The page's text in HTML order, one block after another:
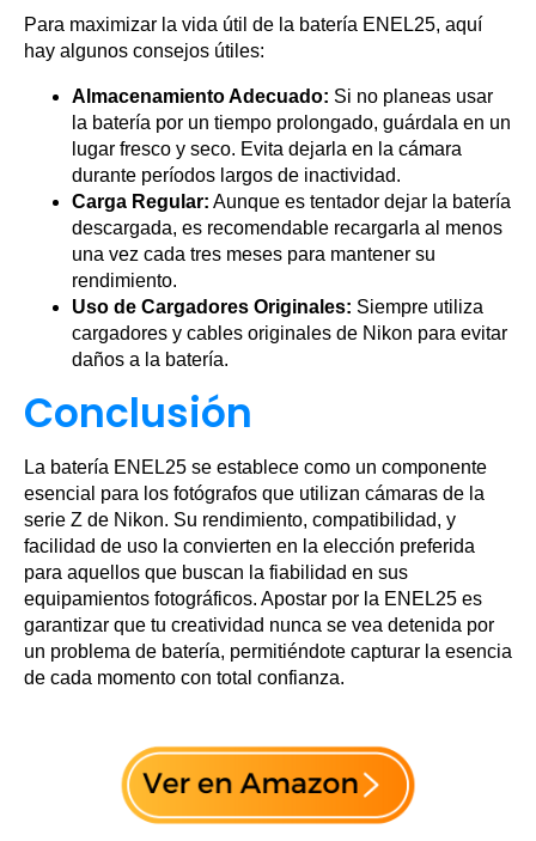
Para maximizar la vida útil de la batería ENEL25, aquí
hay algunos consejos útiles:
Almacenamiento Adecuado: Si no planeas usar
la batería por un tiempo prolongado, guárdala en un
lugar fresco y seco. Evita dejarla en la cámara
durante períodos largos de inactividad.
Carga Regular: Aunque es tentador dejar la batería
descargada, es recomendable recargarla al menos
una vez cada tres meses para mantener su
rendimiento.
Uso de Cargadores Originales: Siempre utiliza
cargadores y cables originales de Nikon para evitar
daños a la batería.
Conclusión
La batería ENEL25 se establece como un componente
esencial para los fotógrafos que utilizan cámaras de la
serie Z de Nikon. Su rendimiento, compatibilidad, y
facilidad de uso la convierten en la elección preferida
para aquellos que buscan la fiabilidad en sus
equipamientos fotográficos. Apostar por la ENEL25 es
garantizar que tu creatividad nunca se vea detenida por
un problema de batería, permitiéndote capturar la esencia
de cada momento con total confianza.